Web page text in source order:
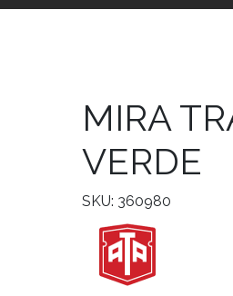
MIRA
VERDE
SKU: 360980